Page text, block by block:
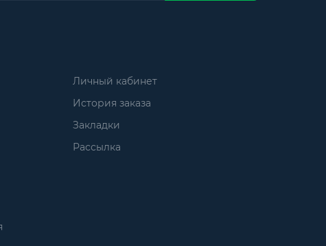
Личный кабинет
История заказа
Закладки
Рассылка